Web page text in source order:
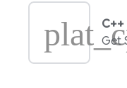
C++
Get